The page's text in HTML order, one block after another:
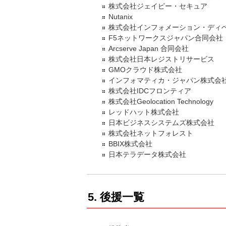
株式会社ジェイピー・セキュア
Nutanix
株式会社インフォメーション・ディ
F5ネットワークスジャパン合同会社
Arcserve Japan 合同会社
株式会社日本レジストリサービス
GMOクラウド株式会社
インフォマティカ・ジャパン株式会
株式会社IDCフロンティア
株式会社Geolocation Technology
レッドハット株式会社
日本ビジネスシステムズ株式会社
株式会社ネットフォレスト
BBIX株式会社
日本テラデータ株式会社
5. 後援一覧